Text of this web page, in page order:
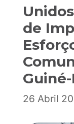
de
26 Abril